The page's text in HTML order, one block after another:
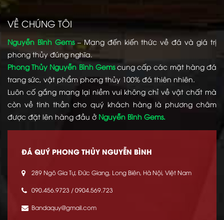
VỀ CHÚNG TÔI
Nguyễn Bình Gems– Mang đến kiến thức về đá và giá trị
phong thủy đúng nghĩa.
Phong Thủy Nguyễn Bình Gemscung cấp các mặt hàng đá
trang sức, vật phẩm phong thủy 100% đá thiên nhiên.
Luôn cố gắng mang lại niềm vui không chỉ về vật chất mà
còn về tinh thần cho quý khách hàng là phương châm
được đặt lên hàng đầu ở Nguyễn Bình Gems.
ĐÁ QUÝ PHONG THỦY NGUYỄN BÌNH
289 Ngô Gia Tự, Đức Giang, Long Biên, Hà Nội, Việt Nam
090.456.9723 / 0904.569.723
Bandaquy@gmail.com